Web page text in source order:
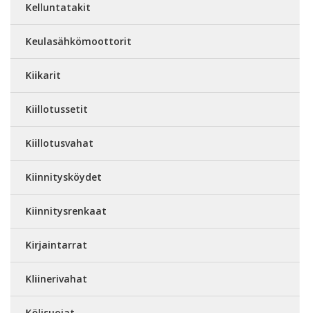
Kelluntatakit
Keulasähkömoottorit
Kiikarit
Kiillotussetit
Kiillotusvahat
Kiinnitysköydet
Kiinnitysrenkaat
Kirjaintarrat
Kliinerivahat